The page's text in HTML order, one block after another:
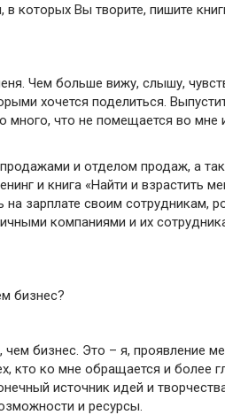
которых Вы творите, пишите
Чем больше вижу, слышу,
хочется поделиться.
что не помещается во мне
и отделом продаж, а
и книга «Найти и взрастить
зарплате своим сотрудникам,
компаниями и их
бизнес?
бизнес. Это – я, проявление
кто ко мне обращается и
источник идей и
и ресурсы.